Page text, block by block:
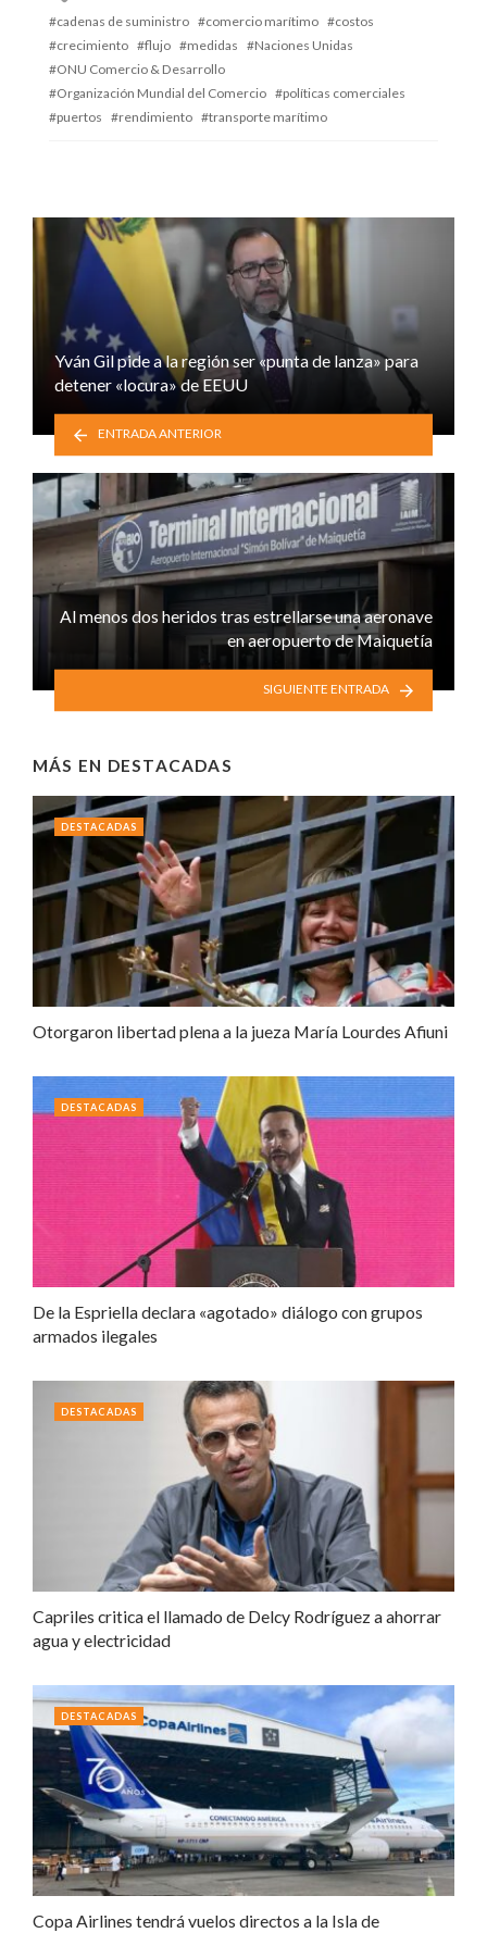
cadenas de suministro comercio marítimo
costos
crecimiento
flujo medidas
Naciones Unidas
ONU Comercio & Desarrollo
Organización Mundial del Comercio
políticas comerciales
puertos
rendimiento transporte marítimo
Yván Gil pide a la región ser «punta de lanza» para
detener «locura» de EEUU
ENTRADA ANTERIOR
Al menos dos heridos tras estrellarse una aeronave
en aeropuerto de Maiquetía
SIGUIENTE ENTRADA
MÁS EN DESTACADAS
Otorgaron libertad plena a la jueza María Lourdes Afiuni
DESTACADAS
De la Espriella declara «agotado» diálogo con grupos
armados ilegales
DESTACADAS
Capriles critica el llamado de Delcy Rodríguez a ahorrar
agua y electricidad
DESTACADAS
Copa Airlines tendrá vuelos directos a la Isla de
DESTACADAS